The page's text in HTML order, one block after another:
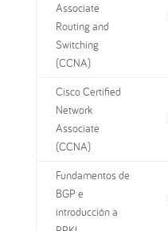
Associate
Routing and
Switching
(CCNA)
Cisco Certified
Network
Associate
(CCNA)
Fundamentos de
BGP e
introducción a